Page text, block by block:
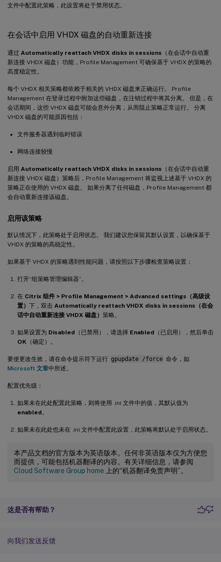
文件中配置此策略，此设置将处于禁用状态。
在会话中启用 VHDX 磁盘的自动重新连接
通过 Automatically reattach VHDX disks in sessions （在会话中自动重
新连接 VHDX 磁盘）功能，Profile Management 可确保基于 VHDX 的策略的
高度稳定性。
每个 VHDX 相关策略都依赖于相关的 VHDX 磁盘来正确运行。 Profile
Management 在登录过程中附加这些磁盘，在注销过程中将其分离。 但是，在
会话期间，这些 VHDX 磁盘可能会意外分离，从而阻止策略正常运行。 分离
VHDX 磁盘的可能原因包括：
文件服务器遇到临时错误
网络连接较慢
启用 Automatically reattach VHDX disks in sessions （在会话中自动重
新连接 VHDX 磁盘）策略后，Profile Management 将监视上述基于 VHDX 的
策略正在使用的 VHDX 磁盘。 如果分离了任何磁盘，Profile Management 都
会自动重新连接该磁盘。
启用该策略
默认情况下，此策略处于启用状态。 我们建议您保留其默认设置，以确保基于
VHDX 的策略的高稳定性。
如果基于 VHDX 的策略遇到性能问题，请按照以下步骤检查策略设置：
打开“组策略管理编辑器”。
在 Citrix 组件 > Profile Management > Advanced settings（高级设
置） 下，双击 Automatically reattach VHDX disks in sessions（在会
话中自动重新连接 VHDX 磁盘） 策略。
如果设置为 Disabled （已禁用），请选择 Enabled （已启用），然后单击
OK （确定）。
要使更改生效，请在命令提示符下运行 gpupdate /force 命令，如
Microsoft 文章中所述。
配置优先级：
如果未在此处配置此策略，则将使用 .ini 文件中的值，其默认值为
enabled 。
如果未在此处也未在 .ini 文件中配置此设置，此策略将默认处于启用状态。
本产品文档的官方版本为英语版本。任何非英语版本仅为方便您
而提供，可能包括机器翻译的内容。有关详细信息，请参阅
Cloud Software Group home 上的“机器翻译免责声明”。
这是否有帮助？
向我们发送反馈